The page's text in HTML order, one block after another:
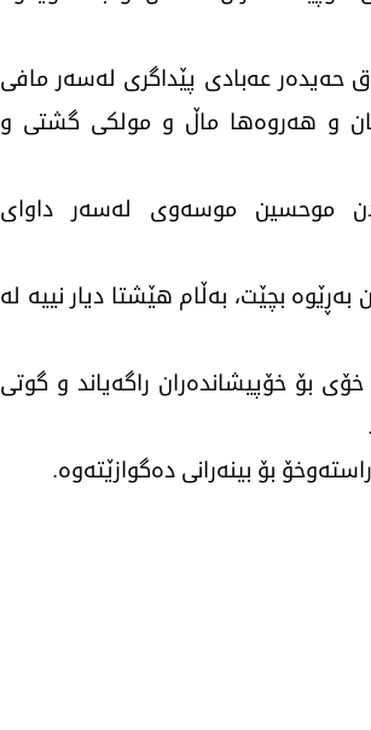
حه‌یده‌ر عه‌بادی‌ پێداگری لەسەر مافی‌
و ھەروەھا ماڵ و مولكی گشتی و
موحسین موسەوی لەسەر داوای
بەڕێوە بچێت، بەڵام ھێشتا دیار نییە لە
بۆ خۆپیشاندەران راگەیاند و گوتی